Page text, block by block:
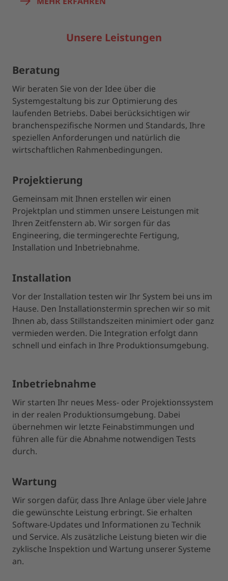
Unsere Leistungen
Beratung
Wir beraten Sie von der Idee über die
Systemgestaltung bis zur Optimierung des
laufenden Betriebs. Dabei berücksichtigen wir
branchenspezifische Normen und Standards, Ihre
speziellen Anforderungen und natürlich die
wirtschaftlichen Rahmenbedingungen.
Projektierung
Gemeinsam mit Ihnen erstellen wir einen
Projektplan und stimmen unsere Leistungen mit
Ihren Zeitfenstern ab. Wir sorgen für das
Engineering, die termingerechte Fertigung,
Installation und Inbetriebnahme.
Installation
Vor der Installation testen wir Ihr System bei uns im
Hause. Den Installationstermin sprechen wir so mit
Ihnen ab, dass Stillstandszeiten minimiert oder ganz
vermieden werden. Die Integration erfolgt dann
schnell und einfach in Ihre Produktionsumgebung.
Inbetriebnahme
Wir starten Ihr neues Mess- oder Projektionssystem
in der realen Produktionsumgebung. Dabei
übernehmen wir letzte Feinabstimmungen und
führen alle für die Abnahme notwendigen Tests
durch.
Wartung
Wir sorgen dafür, dass Ihre Anlage über viele Jahre
die gewünschte Leistung erbringt. Sie erhalten
Software-Updates und Informationen zu Technik
und Service. Als zusätzliche Leistung bieten wir die
zyklische Inspektion und Wartung unserer Systeme
an.